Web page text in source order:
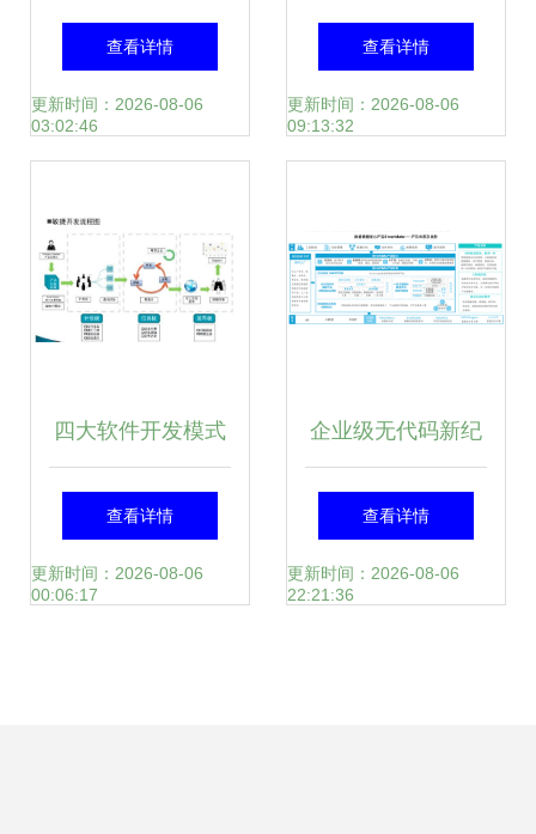
品NPS用户体验研
究数据分析报告
查看详情
更新时间：2026-08-06
03:02:46
中台建设实践 从数
据孤岛到智能驱动
查看详情
更新时间：2026-08-06
09:13:32
四大软件开发模式
在数据处理服务中
的应用与比较
查看详情
更新时间：2026-08-06
00:06:17
企业级无代码新纪
元 数睿数据引领
从“模型驱动”到“数
查看详情
更新时间：2026-08-06
22:21:36